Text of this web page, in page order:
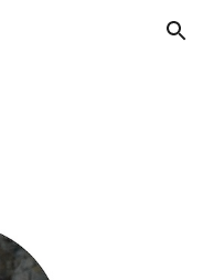
Skip to navigation